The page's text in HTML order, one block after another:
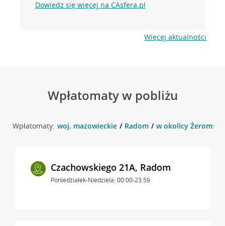
Dowiedz się więcej na CAsfera.pl
Więcej aktualności
Wpłatomaty w pobliżu
Wpłatomaty: woj. mazowieckie Radom w okolicy
Czachowskiego 21A, Radom
Poniedziałek-Niedziela: 00:00-23:59